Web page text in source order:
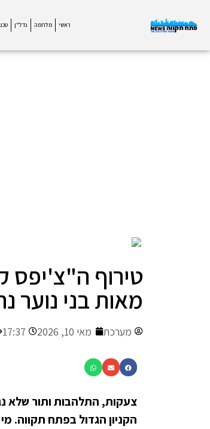
ראשי מלחמה נדל"ן
טירוף ה"צ'יפס
מאות בני נוער
מערכת מאי 10, 2026 17:37
צעקות, התלהבות ותור שלא